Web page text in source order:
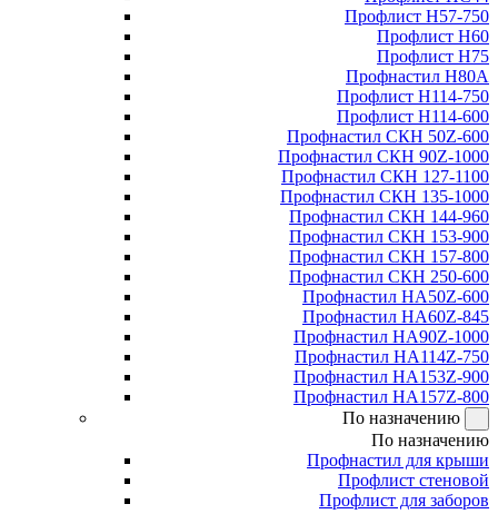
Профлист Н57-750
Профлист Н60
Профлист Н75
Профнастил Н80А
Профлист Н114-750
Профлист Н114-600
Профнастил СКН 50Z-600
Профнастил СКН 90Z-1000
Профнастил СКН 127-1100
Профнастил СКН 135-1000
Профнастил СКН 144-960
Профнастил СКН 153-900
Профнастил СКН 157-800
Профнастил СКН 250-600
Профнастил НА50Z-600
Профнастил НА60Z-845
Профнастил НА90Z-1000
Профнастил НА114Z-750
Профнастил НА153Z-900
Профнастил НА157Z-800
По назначению
По назначению
Профнастил для крыши
Профлист стеновой
Профлист для заборов